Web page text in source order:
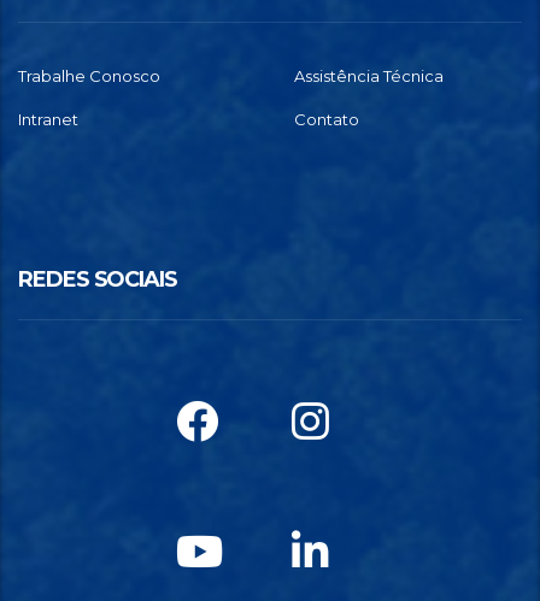
Trabalhe Conosco Assistência Técnica
Intranet Contato
REDES SOCIAIS